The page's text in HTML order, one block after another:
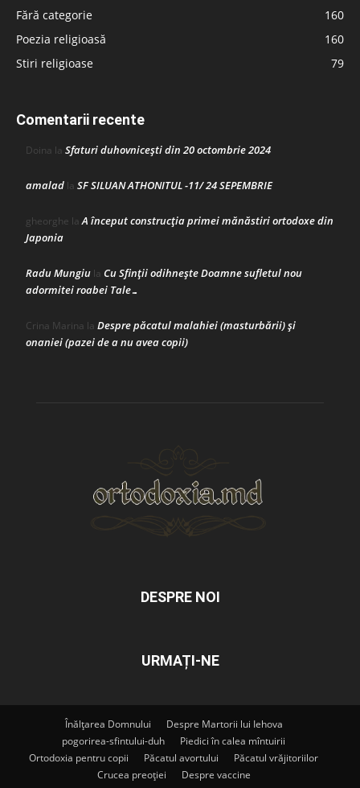
Fără categorie
160
Poezia religioasă
160
Stiri religioase
79
Comentarii recente
Doina la Sfaturi duhovnicești din 20 octombrie 2024
amalad la SF SILUAN ATHONITUL -11/ 24 SEPEMBRIE
gheorghe laA început construcţia primei mănăstiri ortodoxe din
Japonia
Radu Mungiu la Cu Sfinții odihnește Doamne sufletul nou
adormitei roabei Tale…
Crina Marina la Despre păcatul malahiei (masturbării) şi
onaniei (pazei de a nu avea copii)
DESPRE NOI
URMAȚI-NE
Înălțarea Domnului
Despre Martorii lui Iehova
pogorirea-sfintului-duh
Piedici în calea mîntuirii
Ortodoxia pentru copii
Păcatul avortului
Păcatul vrăjitoriilor
Crucea preoției
Despre vaccine